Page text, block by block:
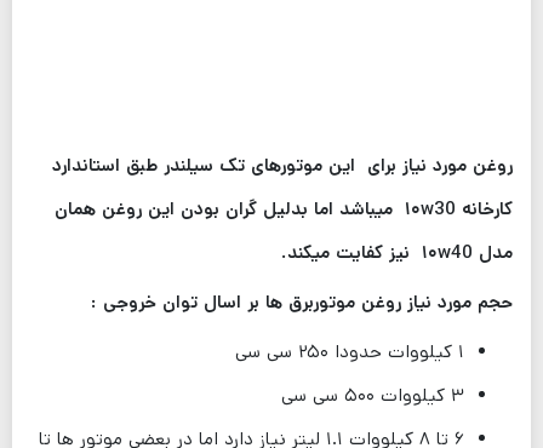
روغن مورد نیاز برای این موتورهای تک سیلندر طبق استاندارد
کارخانه ۱۰w30 میباشد اما بدلیل گران بودن این روغن همان
مدل ۱۰w40 نیز کفایت میکند.
حجم مورد نیاز روغن موتوربرق ها بر اسال توان خروجی :
۱ کیلووات حدودا ۲۵۰ سی سی
۳ کیلووات ۵۰۰ سی سی
۶ تا ۸ کیلووات ۱.۱ لیتر نیاز دارد اما در بعضی موتور ها تا